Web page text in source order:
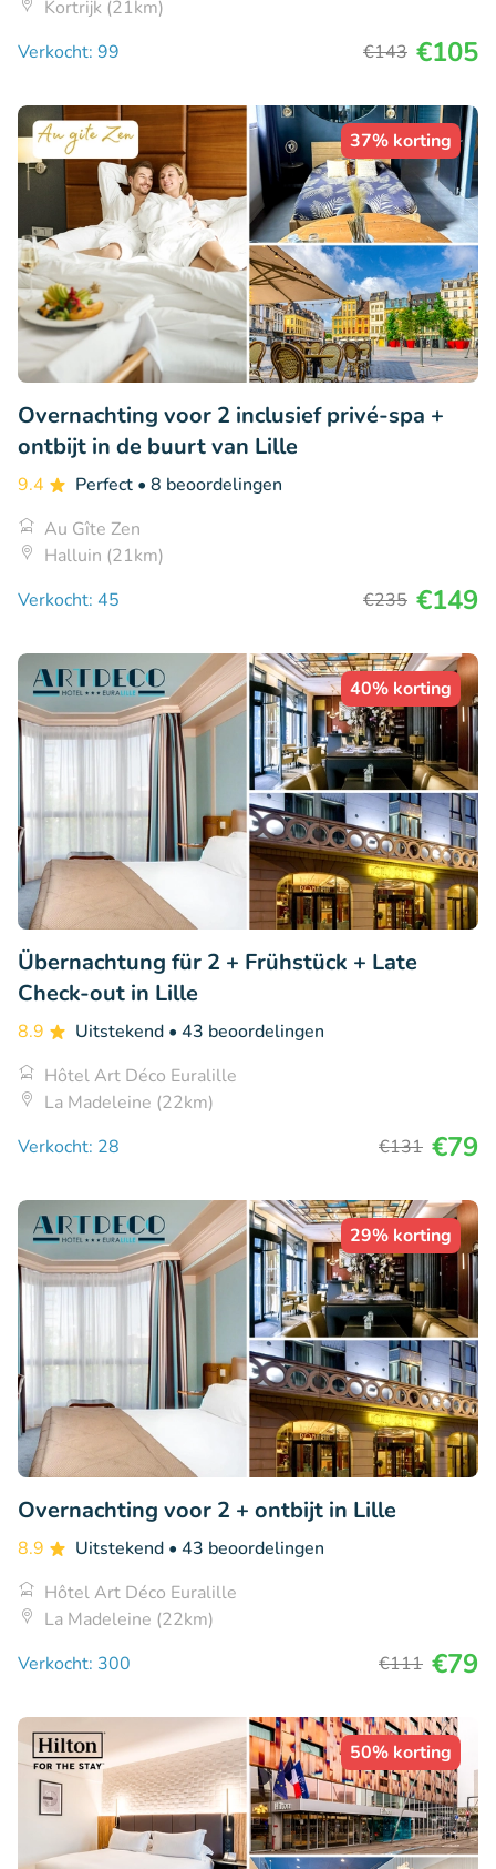
Kortrijk (21km)
Verkocht: 99
€143 €105
37% korting
Overnachting voor 2 inclusief privé-spa +
ontbijt in de buurt van Lille
9.4 Perfect • 8 beoordelingen
Au Gîte Zen
Halluin (21km)
Verkocht: 45
€235 €149
40% korting
Übernachtung für 2 + Frühstück + Late
Check-out in Lille
8.9 Uitstekend • 43 beoordelingen
Hôtel Art Déco Euralille
La Madeleine (22km)
Verkocht: 28
€131 €79
29% korting
Overnachting voor 2 + ontbijt in Lille
8.9 Uitstekend • 43 beoordelingen
Hôtel Art Déco Euralille
La Madeleine (22km)
Verkocht: 300
€111 €79
50% korting